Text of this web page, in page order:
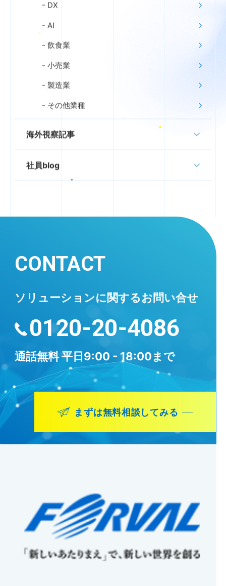
DX
AI
飲食業
小売業
製造業
その他業種
海外視察記事
社員blog
CONTACT
ソリューションに関するお問い合せ
0120-20-4086
通話無料平日9:00 - 18:00まで
まずは無料相談してみる